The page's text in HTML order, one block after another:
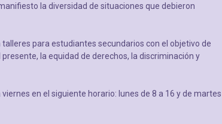
la diversidad de situaciones que debieron
para estudiantes secundarios con el objetivo de
la equidad de derechos, la discriminación y
en el siguiente horario: lunes de 8 a 16 y de martes